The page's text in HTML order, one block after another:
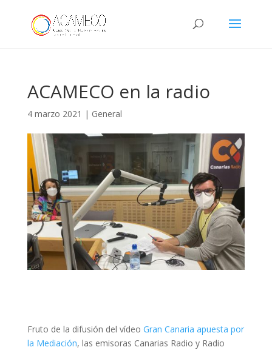
ACAMECO en la radio
4 marzo 2021 | General
Fruto de la difusión del vídeo Gran Canaria apuesta por
la Mediación, las emisoras Canarias Radio y Radio